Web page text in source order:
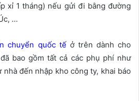
xỉ 1 tháng) nếu gửi đi bằng đường
…
chuyển quốc tếở trên dành cho
bao gồm tất cả các phụ phí như
nhà đến nhập kho công ty, khai báo